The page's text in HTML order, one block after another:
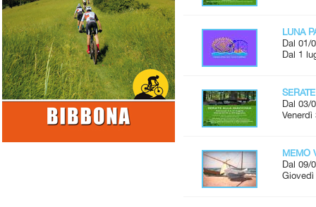
LUNA
Dal 01/
Dal 1
Dal 03/
MEMO
Dal 09/